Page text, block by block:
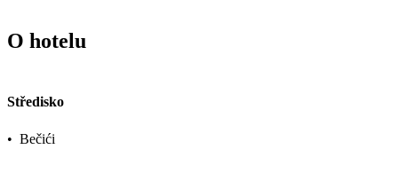
O hotelu
Středisko
• Bečići